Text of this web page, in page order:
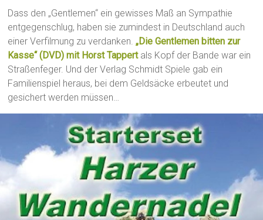
Dass den „Gentlemen“ ein gewisses Maß an Sympathie
entgegenschlug, haben sie zumindest in Deutschland auch
einer Verfilmung zu verdanken.„Die Gentlemen bitten zur
Kasse“ (DVD) mit Horst Tappertals Kopf der Bande war ein
Straßenfeger. Und der Verlag Schmidt Spiele gab ein
Familienspiel heraus, bei dem Geldsäcke erbeutet und
gesichert werden müssen…